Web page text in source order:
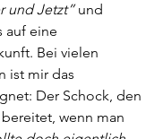
und Jetzt” und
auf eine
Bei vielen
ist mir das
Der Schock, den
wenn man